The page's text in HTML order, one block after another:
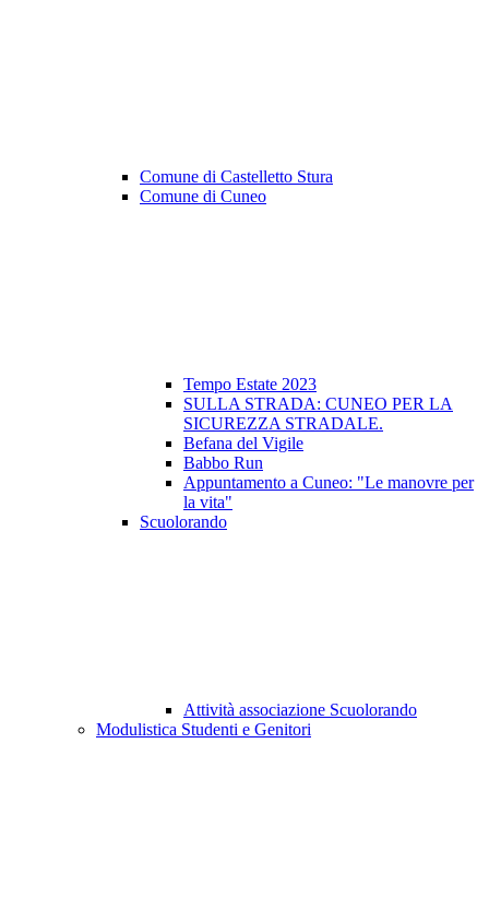
Comune di Castelletto Stura
Comune di Cuneo
Tempo Estate 2023
SULLA STRADA: CUNEO PER LA
SICUREZZA STRADALE.
Befana del Vigile
Babbo Run
Appuntamento a Cuneo: "Le manovre per
la vita"
Scuolorando
Attività associazione Scuolorando
Modulistica Studenti e Genitori